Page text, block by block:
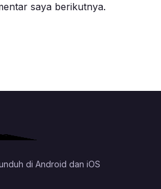
saya berikutnya.
di Android dan iOS